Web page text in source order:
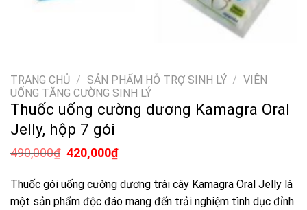
TRANG CHỦ / SẢN PHẨM HỖ TRỢ SINH LÝ / VIÊN
UỐNG TĂNG CƯỜNG SINH LÝ
Thuốc uống cường dương Kamagra Oral
Jelly, hộp 7 gói
490,000₫ Giá
là:
490,000₫.
420,000₫Giá
tại
là:
420,000₫.
Thuốc gói uống cường dương trái cây Kamagra Oral Jelly là
một sản phẩm độc đáo mang đến trải nghiệm tình dục đỉnh